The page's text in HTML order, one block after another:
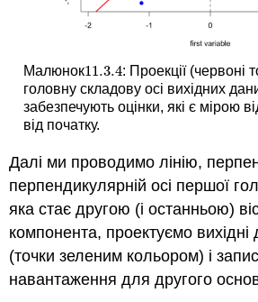
Малюнок11.3.4
11.3.4: Проекції (червоні
головну складову осі вихідних
забезпечують оцінки, які є мірою
від початку.
Далі ми проводимо лінію,
перпендикулярній осі першої
яка стає другою (і останньою)
компонента, проектуємо вихідні
(точки зеленим кольором) і
навантаження для другого